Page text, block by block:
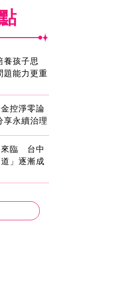
養孩子思
題能力更重
控淨零論
享永續治理
來臨 台中
」逐漸成